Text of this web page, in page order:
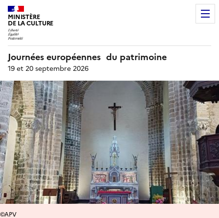
MINISTÈRE
DE LA CULTURE
Journées européennes du patrimoine
19 et 20 septembre 2026
©APV